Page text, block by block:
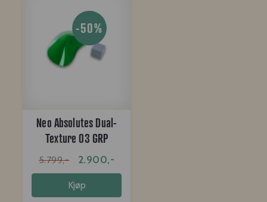
-50%
Neo Absolutes Dual-
Texture 03 GRP
5.799,- 2.900,-
Kjøp